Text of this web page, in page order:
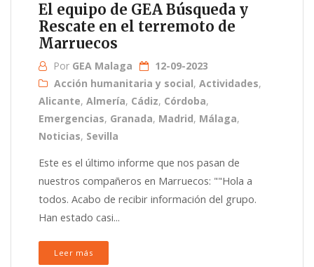
El equipo de GEA Búsqueda y
Rescate en el terremoto de
Marruecos
Por GEA Malaga
12-09-2023
Acción humanitaria y social, Actividades,
Alicante, Almería, Cádiz, Córdoba,
Emergencias, Granada, Madrid, Málaga,
Noticias, Sevilla
Este es el último informe que nos pasan de
nuestros compañeros en Marruecos: ""Hola a
todos. Acabo de recibir información del grupo.
Han estado casi...
Leer más